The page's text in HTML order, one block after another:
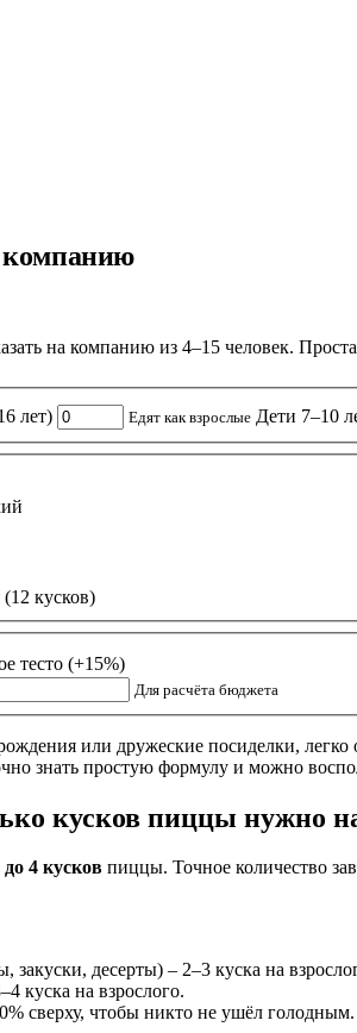
компанию
на компанию из 4–15 человек.
лет) Едят как взрослые Дети 7–10
кусков)
тесто (+15%)
Для расчёта бюджета
или дружеские посиделки,
знать простую формулу и можно
кусков пиццы нужно
до 4 кусков пиццы. Точное количество
закуски, десерты) – 2–3 куска на
куска на взрослого.
сверху, чтобы никто не ушёл голодным.